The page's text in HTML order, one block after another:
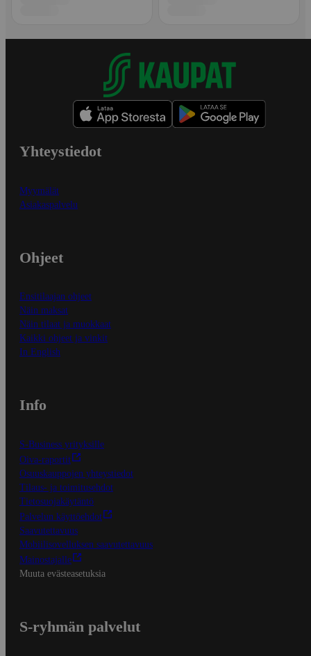
Yhteystiedot
Myymälät
Asiakaspalvelu
Ohjeet
Ensitilaajan ohjeet
Näin maksat
Näin tilaat ja muokkaat
Kaikki ohjeet ja vinkit
In English
Info
S-Business yrityksille
Oiva-raportit
Osuuskauppojen yhteystiedot
Tilaus- ja toimitusehdot
Tietosuojakäytäntö
Palvelun käyttöehdot
Saavutettavuus
Mobiilisovelluksen saavutettavuus
Mainostajalle
Muuta evästeasetuksia
S-ryhmän palvelut